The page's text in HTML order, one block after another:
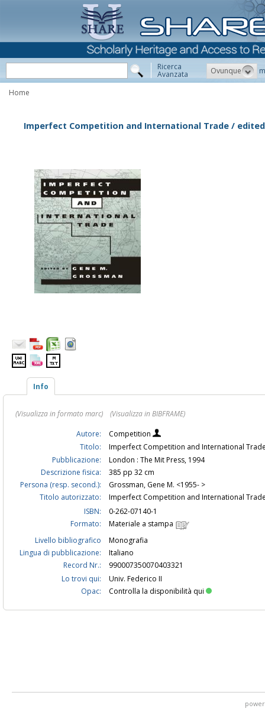
Ricerca
Avanzata Ovunque
Home
Imperfect Competition and International Trade / edited
Info
(Visualizza in formato marc)
(Visualizza in BIBFRAME)
Autore:
Competition
Titolo:
Imperfect Competition and International
Pubblicazione:
London : The Mit Press, 1994
Descrizione fisica:
385 pp 32 cm
Persona (resp. second.):
Grossman, Gene M. <1955- >
Titolo autorizzato:
Imperfect Competition and International
ISBN:
0-262-07140-1
Formato:
Materiale a stampa
Livello bibliografico
Monografia
Lingua di pubblicazione:
Italiano
Record Nr.:
990007350070403321
Lo trovi qui:
Univ. Federico II
Opac:
Controlla la disponibilità qui